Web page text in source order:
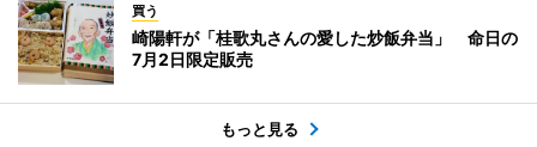
買う
崎陽軒が「桂歌丸さんの愛した炒飯弁当」 命日の
7月2日限定販売
もっと見る